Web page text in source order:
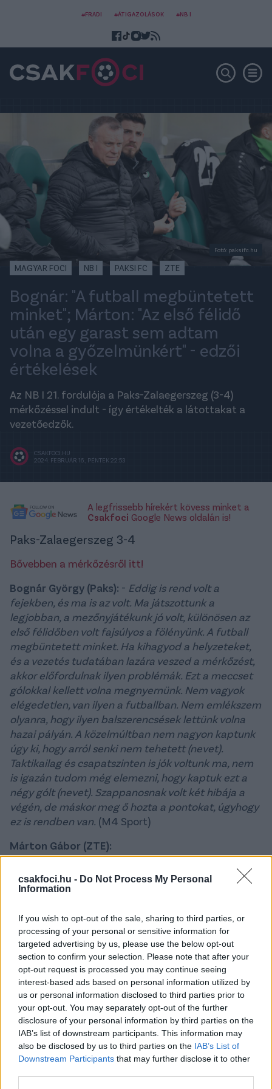
csakfoci.hu - Do Not Process My Personal
Information
If you wish to opt-out of the sale, sharing to third parties, or
processing of your personal or sensitive information for
targeted advertising by us, please use the below opt-out
section to confirm your selection. Please note that after your
opt-out request is processed you may continue seeing
interest-based ads based on personal information utilized by
us or personal information disclosed to third parties prior to
your opt-out. You may separately opt-out of the further
disclosure of your personal information by third parties on the
IAB’s list of downstream participants. This information may
also be disclosed by us to third parties on the IAB’s List of
Downstream Participants that may further disclose it to other
#FRADI #ÁTIGAZOLÁSOK #NB I
Fotó: paksifc.hu
MAGYAR FOCI NB I PAKSI FC ZTE
Bognár: "A futball megbüntetett
minket"; Márton: "Az első félidő
után egy garast sem adtam
volna a győzelmünkért" - edzői
értékelések
Az NB I 21. fordulója a Paks-Zalaegerszeg (3-4)
mérkőzéssel indult - így értékelték a látottakat a
vezetőedzők.
CSAKFOCI.HU
2024. FEBRUÁR 16., PÉNTEK 22:53
A legfrissebb hírekért kövess minket a
Csakfoci Google News oldalán is!
Paks-Zalaegerszeg 3-4
Bővebben a mérkőzésről itt!
Bognár György (Paks): - Eddig is rend volt a
fejekben, és ma is az volt. Ma játszottunk a
legjobban, a mezőnyjátékunk jó volt, különösen az
első félidőben volt fajsúlyos a fölényünk. A futball
megbüntetett minket. Ha kihagyod a helyzeteket,
és a vezetés tudatában lazára veszed a mérkőzést,
akkor előfordulnak ilyen problémák. Ezt a meccset
gólokkal kellett volna megnyernünk. Nem vagyok
elégedetlen, van ilyen a futballban. Nem emlékszem
olyanra, hogy ilyen balszerencsések lettünk volna
hazai pályán. A közelmúltban nem nagyon kaptunk
úgy ki, hogy arról senki nem tehetett (nevet).
Taktikailag és csapatszinten is jók voltunk ma, nem
is igazán tudom még elemezni, hogy kaptuk ezt a
négy gólt (nevet). Szappanosnak volt két hibája a
végén, de máskor meg ő hozta a pontokat, úgyhogy
ez is rendben van. (M4 Sport)
Márton Gábor (ZTE):
Őszintén az első félidő után egy garast sem
adtam volna a győzelmünkért. Két gól volt
mertünk futballozni, nem jól értelmeztünk
bizonyos helyzeteket. A félidőben aztán
próbáltunk kicsit rendet rakni, cseréltünk
párat, elkezdtek futballozni a srácok,
onnantól kezdve a Paksnak is nehezebb lett.
- Az élet minden területén szükség van szerencsére,
hogy ez min múlik, az egy megfoghatatlan dolog.
Tény, hogy a csapatunk ezért minden meccsen